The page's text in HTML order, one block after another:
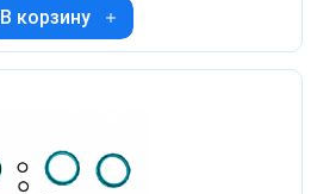
В корзину